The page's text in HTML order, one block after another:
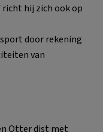
richt hij zich ook op
door rekening
van
Otter dist met